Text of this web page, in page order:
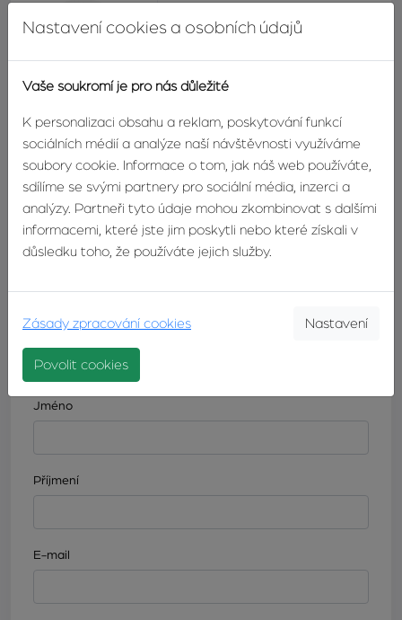
Vlastimil Žáček
realitní makléř
E-MAIL:
zacek@zvonek.cz
DETAIL
MAKLÉŘE
KONTAKTUJTE
MAKLÉŘE
Odpovědní formulář
Máte zájem o tuto nemovitost? Napište nám a náš makléř
se vám co nejdříve ozve.
Jméno
Příjmení
E-mail
Nastavení cookies a osobních údajů
Vaše soukromí je pro nás důležité
K personalizaci obsahu a reklam, poskytování funkcí
sociálních médií a analýze naší návštěvnosti využíváme
soubory cookie. Informace o tom, jak náš web používáte,
sdílíme se svými partnery pro sociální média, inzerci a
analýzy. Partneři tyto údaje mohou zkombinovat s dalšími
informacemi, které jste jim poskytli nebo které získali v
důsledku toho, že používáte jejich služby.
Zásady zpracování cookies Nastavení
Povolit cookies